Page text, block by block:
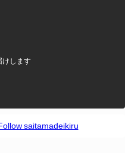
けします
saitamadeikiru